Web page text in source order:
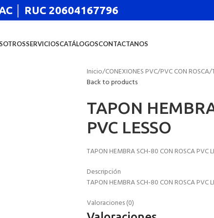
│ RUC 20604167796
SERVICIOSCATÁLOGOSCONTACTANOS
Inicio CONEXIONES PVC PVC CON ROSCA
Back to products
TAPON
PVC LESSO
TAPON HEMBRA SCH-80 CON ROSCA PVC
Descripción
TAPON HEMBRA SCH-80 CON ROSCA PVC
Valoraciones (0)